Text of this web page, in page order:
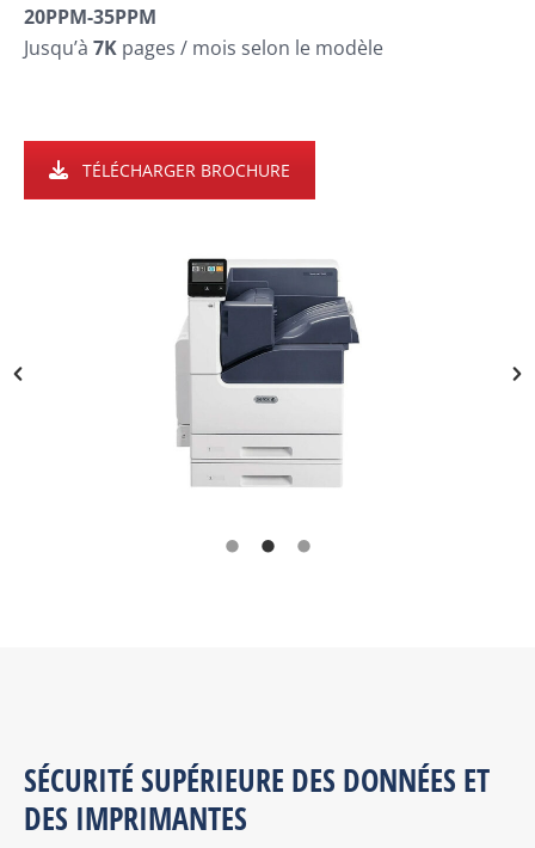
20PPM-35PPM
Jusqu’à 7K pages / mois selon le modèle
TÉLÉCHARGER BROCHURE
SÉCURITÉ SUPÉRIEURE DES DONNÉES ET
DES IMPRIMANTES